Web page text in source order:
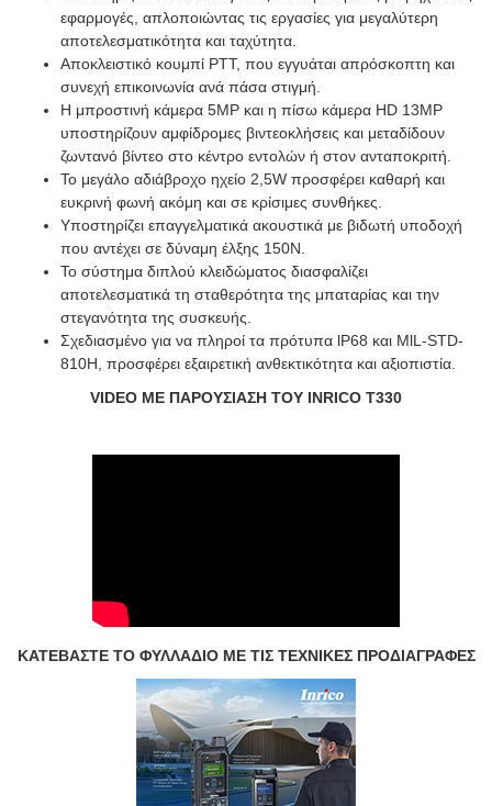
εφαρμογές, απλοποιώντας τις εργασίες για μεγαλύτερη
αποτελεσματικότητα και ταχύτητα.
Αποκλειστικό κουμπί PTT, που εγγυάται απρόσκοπτη και
συνεχή επικοινωνία ανά πάσα στιγμή.
Η μπροστινή κάμερα 5MP και η πίσω κάμερα HD 13MP
υποστηρίζουν αμφίδρομες βιντεοκλήσεις και μεταδίδουν
ζωντανό βίντεο στο κέντρο εντολών ή στον ανταποκριτή.
Το μεγάλο αδιάβροχο ηχείο 2,5W προσφέρει καθαρή και
ευκρινή φωνή ακόμη και σε κρίσιμες συνθήκες.
Υποστηρίζει επαγγελματικά ακουστικά με βιδωτή υποδοχή
που αντέχει σε δύναμη έλξης 150N.
Το σύστημα διπλού κλειδώματος διασφαλίζει
αποτελεσματικά τη σταθερότητα της μπαταρίας και την
στεγανότητα της συσκευής.
Σχεδιασμένο για να πληροί τα πρότυπα lP68 και MlL-STD-
810H, προσφέρει εξαιρετική ανθεκτικότητα και αξιοπιστία.
VIDEO ΜΕ ΠΑΡΟΥΣΙΑΣΗ ΤΟΥ INRICO T330
ΚΑΤΕΒΑΣΤΕ ΤΟ ΦΥΛΛΑΔΙΟ ΜΕ ΤΙΣ ΤΕΧΝΙΚΕΣ ΠΡΟΔΙΑΓΡΑΦΕΣ